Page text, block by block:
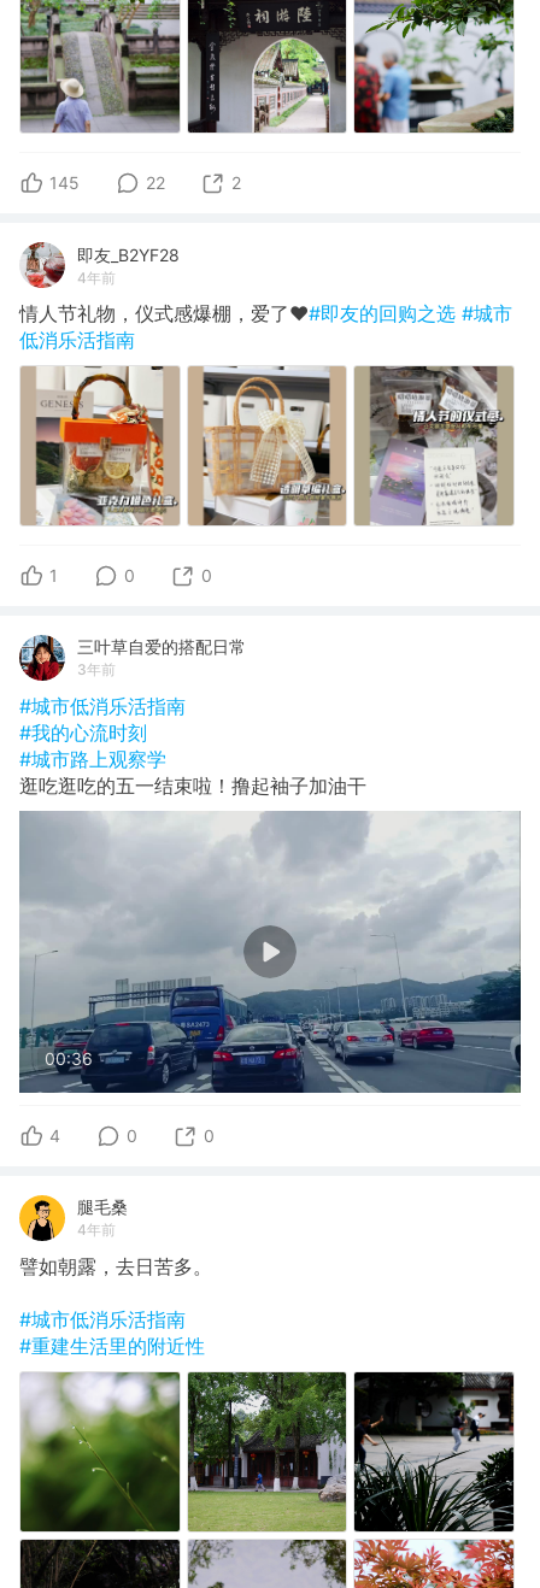
145 22 2
即友_B2YF28
4年前
情人节礼物，仪式感爆棚，爱了♥️#即友的回购之选 #城市
低消乐活指南
1 0 0
三叶草自爱的搭配日常
3年前
#城市低消乐活指南
#我的心流时刻
#城市路上观察学
逛吃逛吃的五一结束啦！撸起袖子加油干
00:36
4 0 0
腿毛桑
4年前
譬如朝露，去日苦多。
#城市低消乐活指南
#重建生活里的附近性